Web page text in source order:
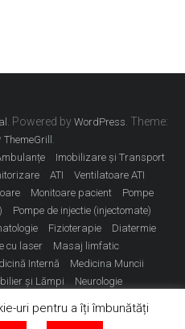
. Powered byWordPress . Theme:
ThemeGrill
Imobilizare și Transport
ATI
Ventilatoare ATI
Monitoare pacient
Pompe
Pompe de injectie (injectomate)
Fizioterapie
Diatermie
cu laser
Masaj limfatic
Internă
Medicina Muncii
și Lămpi
Neurologie
Dotare Minimă Cabinete
uri pentru a îți îmbunătăți